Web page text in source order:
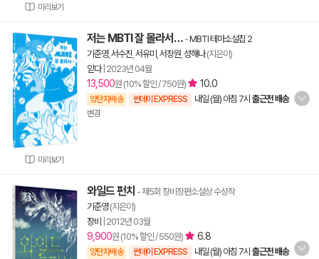
미리보기
미리보기
저는 MBTI 잘 몰라서… -MBTI 테마소설집 2
기준영, 서수진 서유미 서장원 성해나(지은이)
읻다| 2023년 04월
13,500원 (10% 할인 / 750원) 10.0
양탄자배송 썬데이 EXPRESS 내일 (월) 아침 7시 출근전 배송
변경
와일드 펀치 - 제5회 창비장편소설상 수상작
기준영(지은이)
창비
2012년 03월
9,900원 (10% 할인 / 550원) 6.8
양탄자배송 썬데이 EXPRESS 내일 (월) 아침 7시 출근전 배송